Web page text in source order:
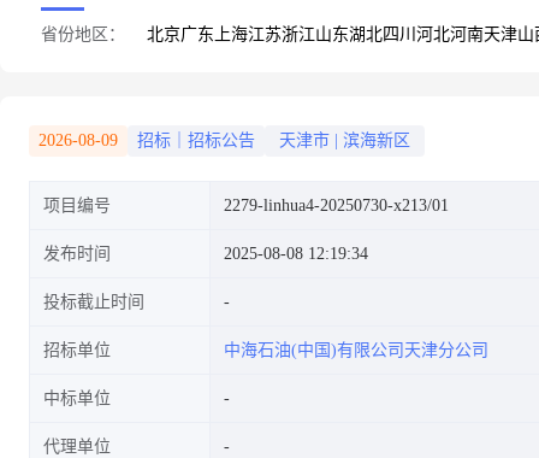
省份地区： 北京广东 上海江苏浙江山东湖北四川 河北河南天津山
2026-08-09 招标｜招标公告 天津市 滨海新区
项目编号 2279-linhua4-20250730-x213/01
发布时间 2025-08-08 12:19:34
投标截止时间
招标单位 中海石油(中国)有限公司天津分公司
中标单位
代理单位